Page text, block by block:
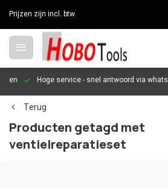
Prijzen zijn incl. btw
Hoge service- snel antwoord via whatsapp
Terug
Producten getagd met
ventielreparatieset